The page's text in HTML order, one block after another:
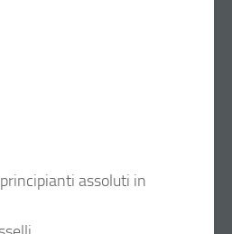
assoluti in